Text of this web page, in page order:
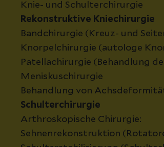
Knie- und Schulterchirurgie
Rekonstruktive Kniechirurgie
Bandchirurgie (Kreuz- und
Knorpelchirurgie (autologe
Patellachirurgie (Behandlung
Meniskuschirurgie
Behandlung von
Schulterchirurgie
Arthroskopische Chirurgie:
Sehnenrekonstruktion